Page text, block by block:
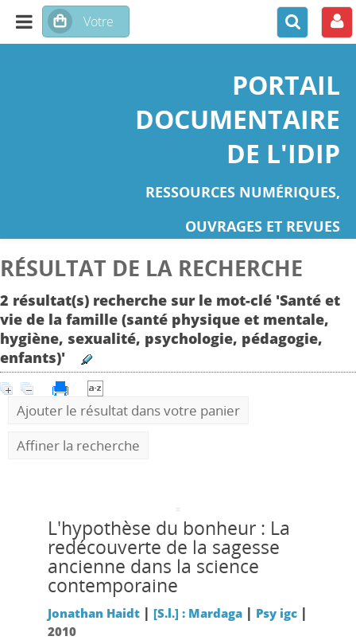
PORTAIL
DOCUMENTAIRE
DE L'IDIP
RESSOURCES NUMÉRIQUES,
OUVRAGES ET REVUES
RÉSULTAT DE LA RECHERCHE
2 résultat(s) recherche sur le mot-clé 'Santé et
vie de la famille (santé physique et mentale,
hygiène, sexualité, psychologie, pédagogie,
enfants)'
Ajouter le résultat dans votre panier
Affiner la recherche
L'hypothèse du bonheur : La
redécouverte de la sagesse
ancienne dans la science
contemporaine
Jonathan Haidt | [S.l.] : Mardaga| Psy igc|
2010